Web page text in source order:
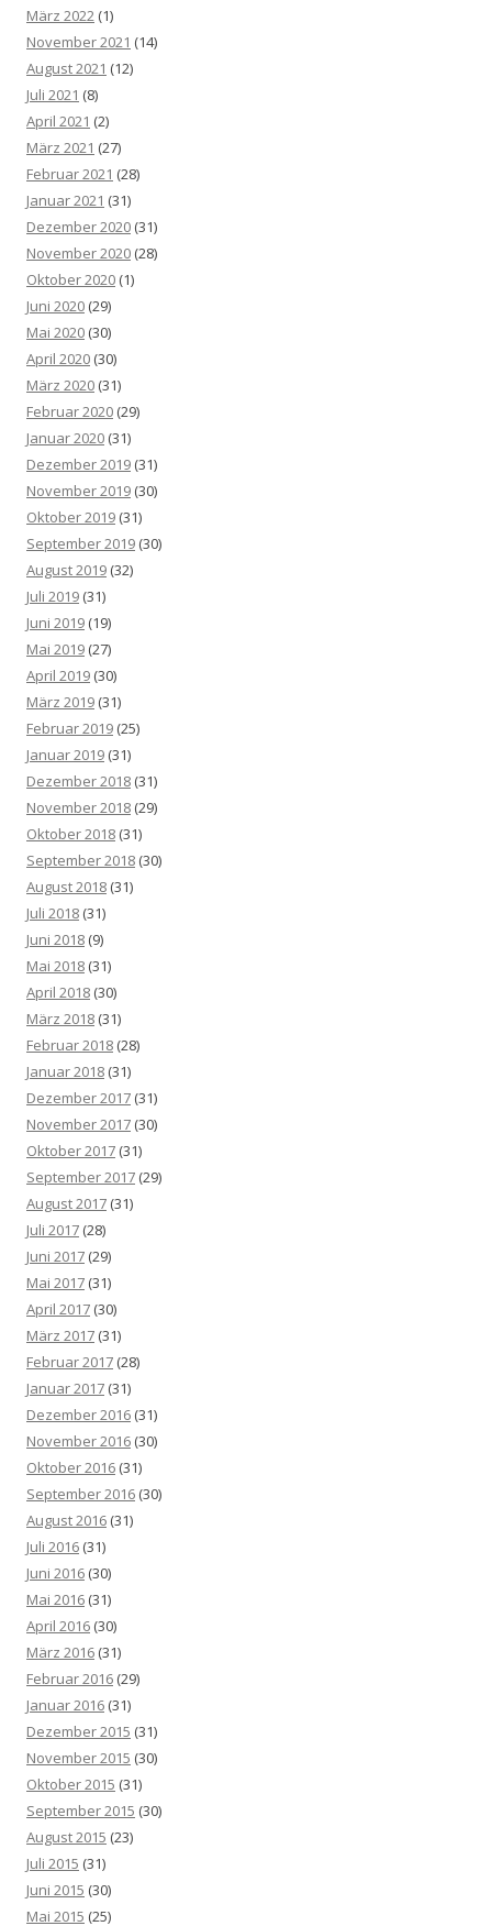
März 2022 (1)
November 2021 (14)
August 2021 (12)
Juli 2021 (8)
April 2021 (2)
März 2021 (27)
Februar 2021 (28)
Januar 2021 (31)
Dezember 2020 (31)
November 2020 (28)
Oktober 2020 (1)
Juni 2020 (29)
Mai 2020 (30)
April 2020 (30)
März 2020 (31)
Februar 2020 (29)
Januar 2020 (31)
Dezember 2019 (31)
November 2019 (30)
Oktober 2019 (31)
September 2019 (30)
August 2019 (32)
Juli 2019 (31)
Juni 2019 (19)
Mai 2019 (27)
April 2019 (30)
März 2019 (31)
Februar 2019 (25)
Januar 2019 (31)
Dezember 2018 (31)
November 2018 (29)
Oktober 2018 (31)
September 2018 (30)
August 2018 (31)
Juli 2018 (31)
Juni 2018 (9)
Mai 2018 (31)
April 2018 (30)
März 2018 (31)
Februar 2018 (28)
Januar 2018 (31)
Dezember 2017 (31)
November 2017 (30)
Oktober 2017 (31)
September 2017 (29)
August 2017 (31)
Juli 2017 (28)
Juni 2017 (29)
Mai 2017 (31)
April 2017 (30)
März 2017 (31)
Februar 2017 (28)
Januar 2017 (31)
Dezember 2016 (31)
November 2016 (30)
Oktober 2016 (31)
September 2016 (30)
August 2016 (31)
Juli 2016 (31)
Juni 2016 (30)
Mai 2016 (31)
April 2016 (30)
März 2016 (31)
Februar 2016 (29)
Januar 2016 (31)
Dezember 2015 (31)
November 2015 (30)
Oktober 2015 (31)
September 2015 (30)
August 2015 (23)
Juli 2015 (31)
Juni 2015 (30)
Mai 2015 (25)